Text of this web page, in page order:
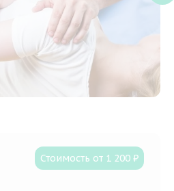
Стоимость от 1 200 ₽